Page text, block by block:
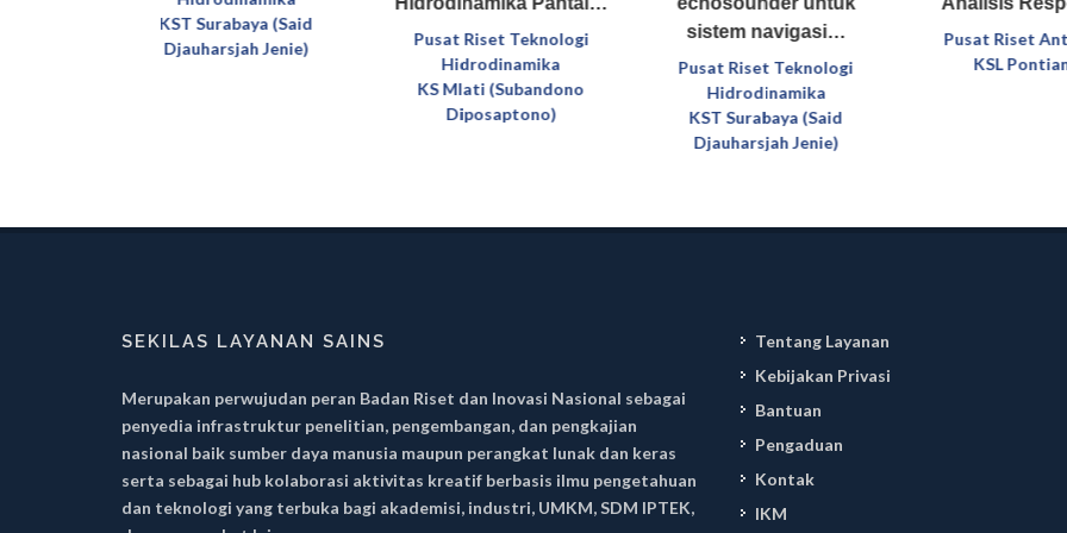
KST Surabaya (Said
Djauharsjah Jenie)
Pusat Riset Teknologi
Hidrodinamika
KS Mlati (Subandono
Diposaptono)
sistem navigasi…
Pusat Riset Teknologi
Hidrodinamika
KST Surabaya (Said
Djauharsjah Jenie)
Pusat Riset
KSL
SEKILAS LAYANAN SAINS
Merupakan perwujudan peran Badan Riset dan Inovasi Nasional sebagai
penyedia infrastruktur penelitian, pengembangan, dan pengkajian
nasional baik sumber daya manusia maupun perangkat lunak dan keras
serta sebagai hub kolaborasi aktivitas kreatif berbasis ilmu pengetahuan
dan teknologi yang terbuka bagi akademisi, industri, UMKM, SDM IPTEK,
Tentang Layanan
Kebijakan Privasi
Bantuan
Pengaduan
Kontak
IKM